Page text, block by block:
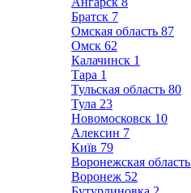
Братск 7
Омская область 87
Омск 62
Калачинск 1
Тара 1
Тульская область 80
Тула 23
Новомосковск 10
Алексин 7
Київ 79
Воронежская область
Воронеж 52